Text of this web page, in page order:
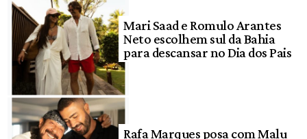
Mari Saad e Romulo Arantes
Neto escolhem sul da Bahia
para descansar no Dia dos Pais
Rafa Marques posa com Malu